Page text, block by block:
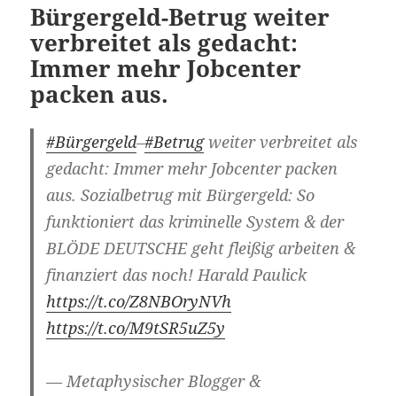
Bürgergeld-Betrug weiter
verbreitet als gedacht:
Immer mehr Jobcenter
packen aus.
#Bürgergeld–#Betrugweiter verbreitet als
gedacht: Immer mehr Jobcenter packen
aus. Sozialbetrug mit Bürgergeld: So
funktioniert das kriminelle System & der
BLÖDE DEUTSCHE geht fleißig arbeiten &
finanziert das noch! Harald Paulick
https://t.co/Z8NBOryNVh
https://t.co/M9tSR5uZ5y
— Metaphysischer Blogger &